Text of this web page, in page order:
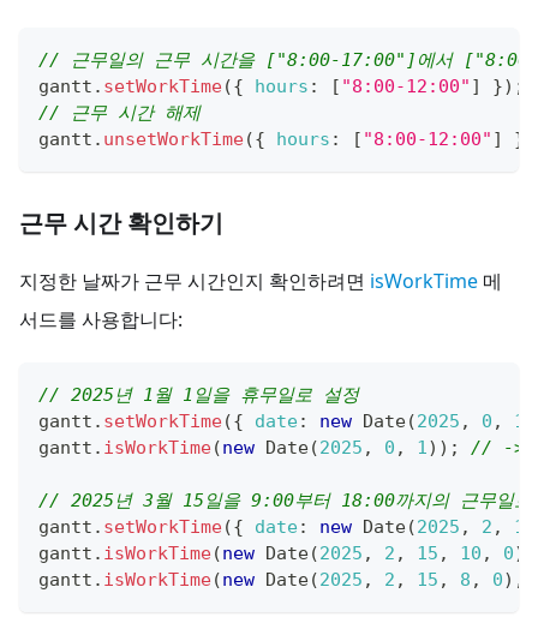
// 근무일의 근무 시간을 ["8:00-17:00"]에서
gantt . setWorkTime({ hours : [ "8:00-12:00" ] }) ;
// 근무 시간 해제
gantt . unsetWorkTime({ hours : [ "8:00-12:00" ] }
근무 시간 확인하기
지정한 날짜가 근무 시간인지 확인하려면 isWorkTime 메
서드를 사용합니다:
// 2025년 1월 1일을 휴무일로 설정
gantt . setWorkTime({ date: new Date(2025 , 0 , 1
gantt . isWorkTime(new Date(2025 , 0 , 1) ) ; // ->
// 2025년 3월 15일을 9:00부터 18:00까지의 근무일로
gantt . setWorkTime({ date: new Date(2025 , 2 , 15
gantt . isWorkTime(new Date(2025 , 2 , 15 , 10 , 0)
gantt . isWorkTime(new Date(2025 , 2 , 15 , 8 , 0) ,